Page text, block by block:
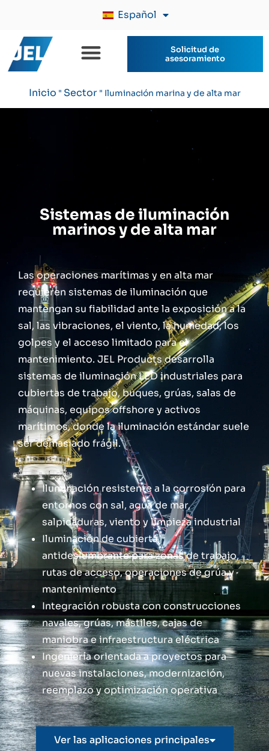
Español
Solicitud de
asesoramiento
Inicio " Sector" Iluminación marina y de alta mar
Sistemas de iluminación
marinos y de alta mar
Las operaciones marítimas y en alta mar
requieren sistemas de iluminación que
mantengan su fiabilidad ante la exposición a la
sal, las vibraciones, el viento, la humedad, los
golpes y el acceso limitado para el
mantenimiento. JEL Products desarrolla
sistemas de iluminación LED industriales para
cubiertas de trabajo, buques, grúas, salas de
máquinas, equipos offshore y activos
marítimos, donde la iluminación estándar suele
ser demasiado frágil.
Iluminación resistente a la corrosión para
entornos con sal, agua de mar,
salpicaduras, viento y limpieza industrial
Iluminación de cubierta
antideslumbrante para zonas de trabajo,
rutas de acceso, operaciones de grúa y
mantenimiento
Integración robusta con construcciones
navales, grúas, mástiles, cajas de
maniobra e infraestructura eléctrica
Ingeniería orientada a proyectos para
nuevas instalaciones, modernización,
reemplazo y optimización operativa
Ver las aplicaciones principales